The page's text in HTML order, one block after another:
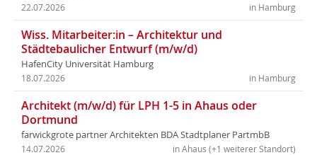
in Hamburg
22.07.2026
Wiss. Mitarbeiter:in – Architektur und
Städtebaulicher Entwurf (m/w/d)
HafenCity Universität Hamburg
in Hamburg
18.07.2026
Architekt (m/w/d) für LPH 1-5 in Ahaus oder
Dortmund
farwickgrote partner Architekten BDA Stadtplaner PartmbB
in Ahaus (+1 weiterer Standort)
14.07.2026